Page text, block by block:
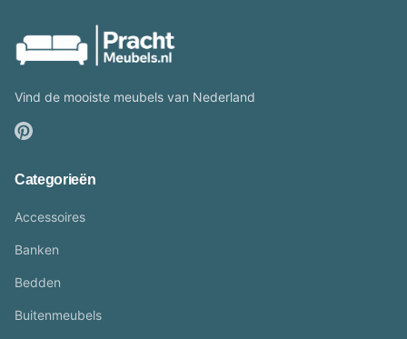
Vind de mooiste meubels van Nederland
Categorieën
Accessoires
Banken
Bedden
Buitenmeubels